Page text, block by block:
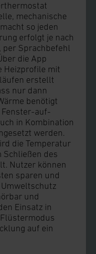
mechanische
so jeden
erfolgt je nach
per Sprachbefehl
die App
Heizprofile mit
erstellt
nur dann
benötigt
auf-
in Kombination
werden.
die Temperatur
des
Nutzer können
sparen und
und
Einsatz in
auf ein